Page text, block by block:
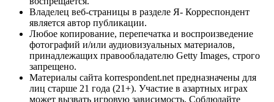
Владелец веб-страницы в разделе Я- Корреспондент
является автор публикации.
Любое копирование, перепечатка и воспроизведение
фотографий и/или аудиовизуальных материалов,
принадлежащих правообладателю Getty Images, строго
запрещено.
Материалы сайта korrespondent.net предназначены для
лиц старше 21 года (21+). Участие в азартных играх
может вызвать игровую зависимость. Соблюдайте